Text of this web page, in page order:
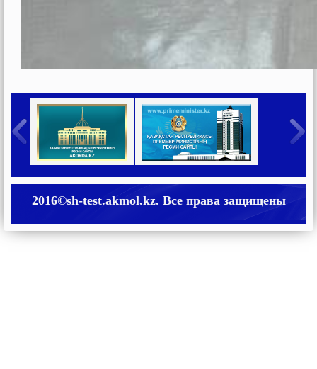
2016©sh-test.akmol.kz. Все права защищены